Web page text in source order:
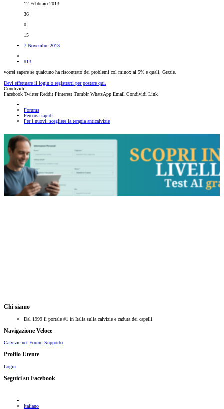
12 Febbraio 2013
36
0
15
7 Novembre 2013
#13
vorrei sapere se qualcuno ha riscontrato dei problemi col minox al 5% e quali. Grazie.
Devi effettuare il login o registrarti per postare qui.
Condividi:
Facebook Twitter Reddit Pinterest Tumblr WhatsApp Email Condividi Link
Forums
Percorsi rapidi
Per i nuovi: scegliere la terapia anticalvizie
Chi siamo
Dal 1999 il portale #1 in Italia sulla calvizie e caduta dei capelli
Navigazione Veloce
Calvizie.net Forum Supporto
Profilo Utente
Login
Seguici su Facebook
Italiano